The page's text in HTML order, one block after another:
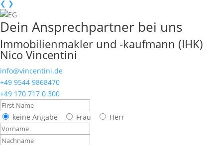
❮ ❯
Dein Ansprechpartner bei uns
Immobilienmakler und -kaufmann (IHK)
Nico Vincentini
info@vincentini.de
+49 9544 9868470
+49 170 717 0 300
keine Angabe Frau Herr